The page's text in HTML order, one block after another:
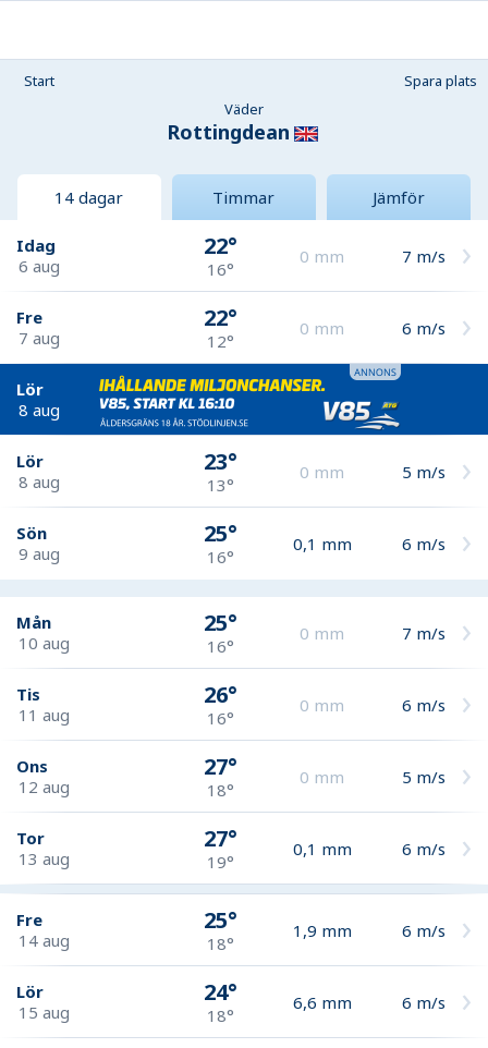
Start
Spara plats
Väder
Rottingdean
14 dagar Timmar Jämför
Idag
6 aug
22°
16°
0 mm 7 m/s
Fre
7 aug
22°
12°
0 mm 6 m/s
Lör
8 aug
Lör
8 aug
23°
13°
0 mm 5 m/s
Sön
9 aug
25°
16°
0,1 mm 6 m/s
Mån
10 aug
25°
16°
0 mm 7 m/s
Tis
11 aug
26°
16°
0 mm 6 m/s
Ons
12 aug
27°
18°
0 mm 5 m/s
Tor
13 aug
27°
19°
0,1 mm 6 m/s
Fre
14 aug
25°
18°
1,9 mm 6 m/s
Lör
15 aug
24°
18°
6,6 mm 6 m/s